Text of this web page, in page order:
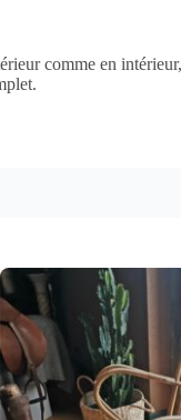
comme en